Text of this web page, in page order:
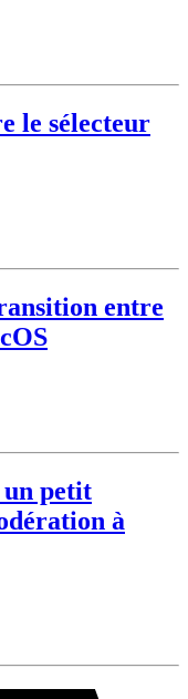
le sélecteur
entre
petit
à